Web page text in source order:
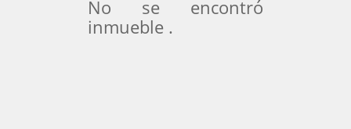
No se encontró
inmueble .